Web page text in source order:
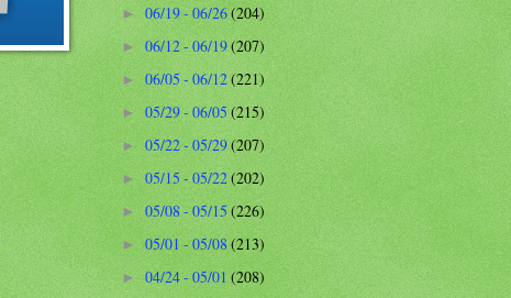
►06/19 - 06/26(204)
►06/12 - 06/19(207)
►06/05 - 06/12(221)
► 05/29 - 06/05(215)
►05/22 - 05/29(207)
►05/15 - 05/22(202)
►05/08 - 05/15(226)
► 05/01 - 05/08(213)
►04/24 - 05/01(208)